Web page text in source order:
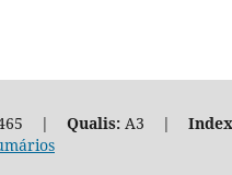
| Qualis: A3 |